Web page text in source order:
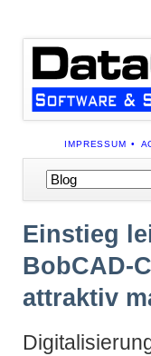
NAVIGATION
ÜBERSPRINGEN
IMPRESSUM
Navigation
überspringen
Einstieg
BobCAD-
attraktiv